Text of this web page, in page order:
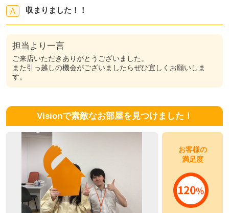
A
収まりました！！
担当より一言
ご来店いただきありがとうございました。
また引っ越しの機会がございましたらぜひ宜しくお願いしま
す。
Visionで素敵なお部屋を見つけました！
お客様の
満足度